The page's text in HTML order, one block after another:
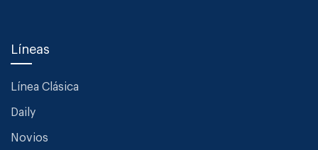
Líneas
Línea Clásica
Daily
Novios